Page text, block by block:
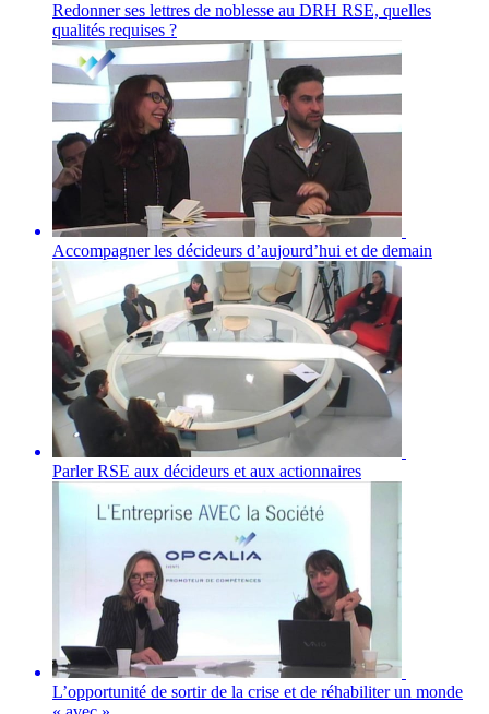
Redonner ses lettres de noblesse au DRH RSE, quelles
qualités requises ?
Accompagner les décideurs d’aujourd’hui et de demain
Parler RSE aux décideurs et aux actionnaires
L’opportunité de sortir de la crise et de réhabiliter un monde